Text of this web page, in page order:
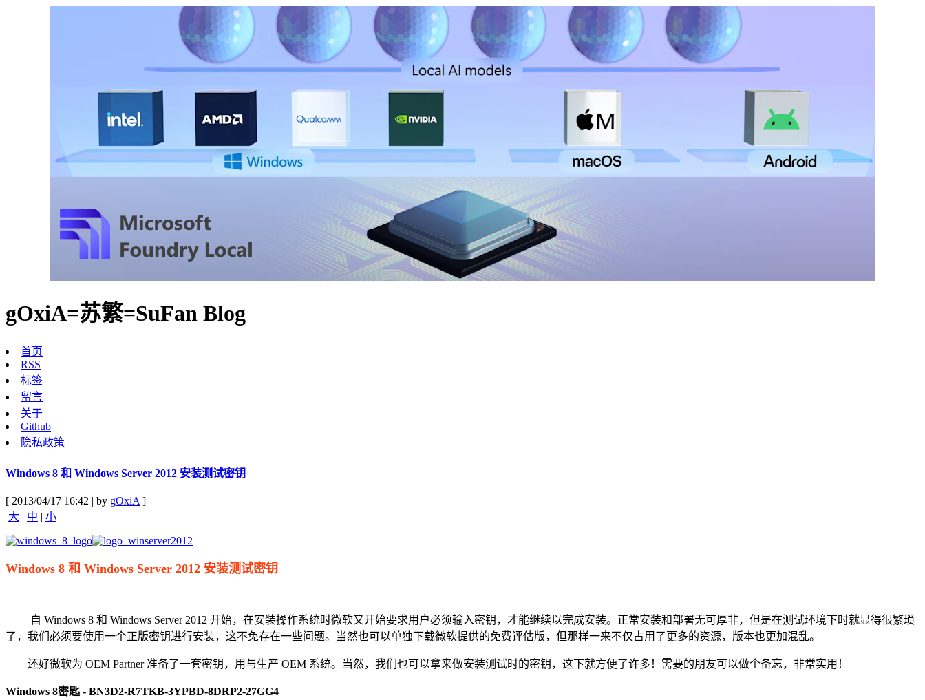
gOxiA=苏繁=SuFan Blog
首页
RSS
标签
留言
关于
Github
隐私政策
Windows 8 和 Windows Server 2012 安装测试密钥
[ 2013/04/17 16:42 | by gOxiA]
大 | 中 | 小
Windows 8 和 Windows Server 2012 安装测试密钥
自 Windows 8 和 Windows Server 2012 开始，在安装操作系统时微软又开始要求用户必须输入密钥，才能继续以完成安装。正常安装和部署无可厚非，但是在测试环境下时就显得很繁琐
了，我们必须要使用一个正版密钥进行安装，这不免存在一些问题。当然也可以单独下载微软提供的免费评估版，但那样一来不仅占用了更多的资源，版本也更加混乱。
还好微软为 OEM Partner 准备了一套密钥，用与生产 OEM 系统。当然，我们也可以拿来做安装测试时的密钥，这下就方便了许多！需要的朋友可以做个备忘，非常实用！
Windows 8密匙 - BN3D2-R7TKB-3YPBD-8DRP2-27GG4